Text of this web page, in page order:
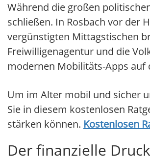
Während die großen
schließen. In Rosbach vor der
vergünstigten Mittagstischen
Freiwilligenagentur und die
modernen Mobilitäts-Apps
Um im Alter mobil und sicher
Sie in diesem kostenlosen
stärken können. Kostenlosen
Der finanzielle